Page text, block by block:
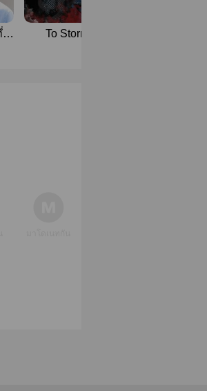
ม
To Storm |